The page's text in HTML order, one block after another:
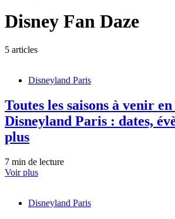
Disney Fan Daze
5 articles
Disneyland Paris
Toutes les saisons à venir en
Disneyland Paris : dates,
plus
7 min de lecture
Voir plus
Disneyland Paris